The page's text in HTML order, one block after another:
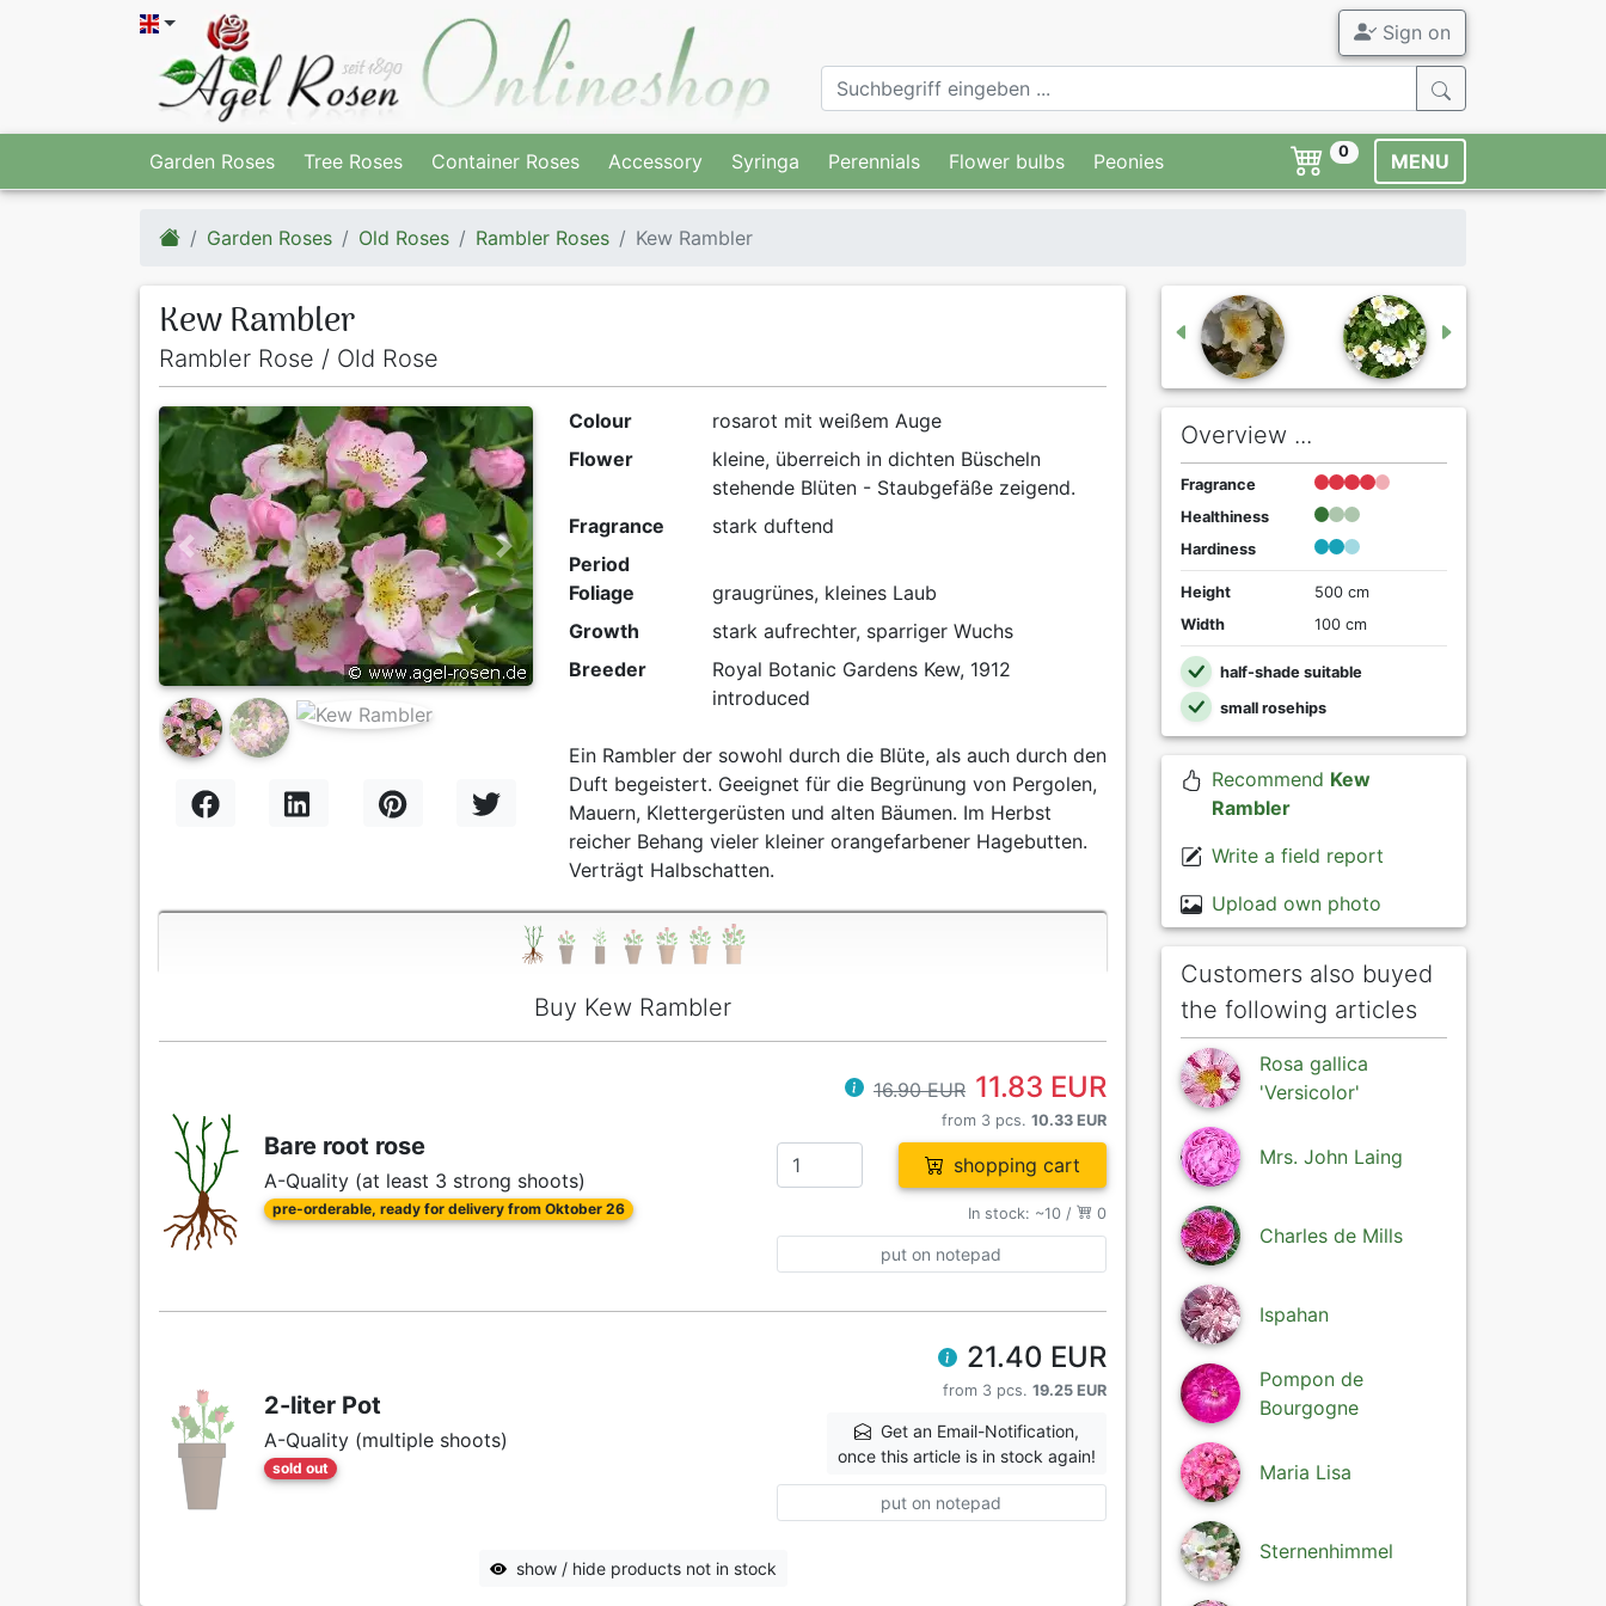
Sign on
Garden Roses Tree Roses Container Roses Accessory Syringa Perennials Flower bulbs Peonies 0 MENU
Garden Roses Old Roses Rambler Roses Kew Rambler
Kew Rambler
Rambler Rose / Old Rose
Previous Next
Colour
rosarot mit weißem Auge
Flower
kleine, überreich in dichten Büscheln
stehende Blüten - Staubgefäße zeigend.
Fragrance
stark duftend
Period
Foliage
graugrünes, kleines Laub
Growth
stark aufrechter, sparriger Wuchs
Breeder
Royal Botanic Gardens Kew, 1912
introduced
Ein Rambler der sowohl durch die Blüte, als auch durch den
Duft begeistert. Geeignet für die Begrünung von Pergolen,
Mauern, Klettergerüsten und alten Bäumen. Im Herbst
reicher Behang vieler kleiner orangefarbener Hagebutten.
Verträgt Halbschatten.
Buy Kew Rambler
Bare root rose
A-Quality (at least 3 strong shoots)
pre-orderable, ready for delivery from Oktober 26
16.90 EUR 11.83 EUR
from 3 pcs. 10.33 EUR
shopping cart
In stock: ~10 / 0
put on notepad
2-liter Pot
A-Quality (multiple shoots)
sold out
21.40 EUR
from 3 pcs. 19.25 EUR
Get an Email-Notification,
once this article is in stock again!
put on notepad
show / hide products not in stock
Overview ...
Fragrance
Healthiness
Hardiness
Height
500 cm
Width
100 cm
half-shade suitable
small rosehips
Recommend Kew
Rambler
Write a field report
Upload own photo
Customers also buyed
the following articles
Rosa gallica
'Versicolor'
Mrs. John Laing
Charles de Mills
Ispahan
Pompon de
Bourgogne
Maria Lisa
Sternenhimmel